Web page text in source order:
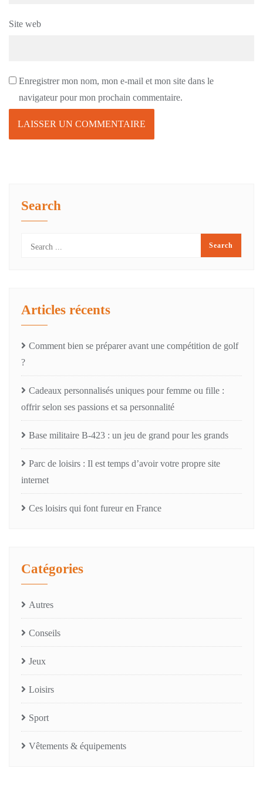
Site web
Enregistrer mon nom, mon e-mail et mon site dans le
navigateur pour mon prochain commentaire.
Search
Articles récents
Comment bien se préparer avant une compétition de golf
?
Cadeaux personnalisés uniques pour femme ou fille :
offrir selon ses passions et sa personnalité
Base militaire B-423 : un jeu de grand pour les grands
Parc de loisirs : Il est temps d’avoir votre propre site
internet
Ces loisirs qui font fureur en France
Catégories
Autres
Conseils
Jeux
Loisirs
Sport
Vêtements & équipements